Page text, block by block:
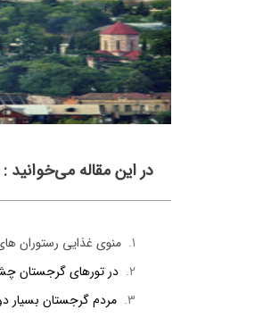
در این مقاله می‌خوانید :
منوی غذایی رستوران
در تورهای گرجستان
مردم گرجستان بسیار